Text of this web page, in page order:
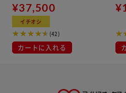
暮らし IAW-T451【代引き
不可】
¥37,500
イチオシ
(42)
カートに入れる